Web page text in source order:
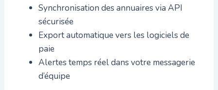
Synchronisation des annuaires via API
sécurisée
Export automatique vers les logiciels de
paie
Alertes temps réel dans votre messagerie
d’équipe